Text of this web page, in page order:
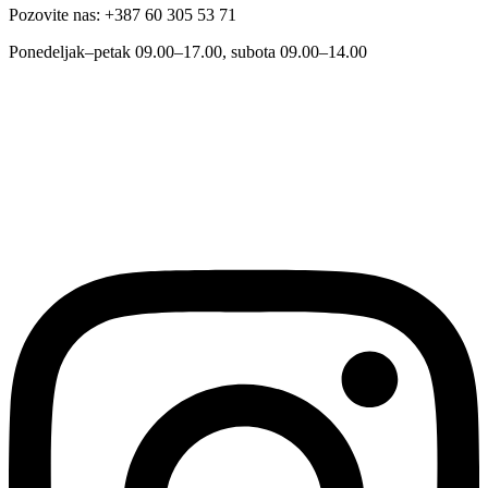
Pozovite nas: +387 60 305 53 71
Ponedeljak–petak 09.00–17.00, subota 09.00–14.00